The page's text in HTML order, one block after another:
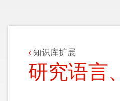
知识库扩展
研究语言